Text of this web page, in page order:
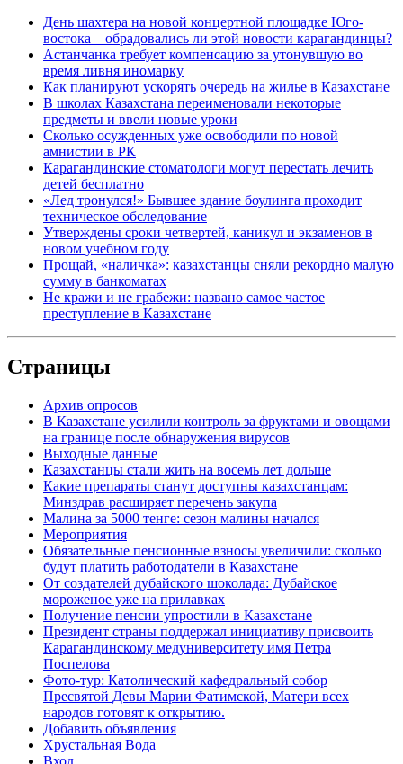
День шахтера на новой концертной площадке Юго-
востока – обрадовались ли этой новости карагандинцы?
Астанчанка требует компенсацию за утонувшую во
время ливня иномарку
Как планируют ускорять очередь на жилье в Казахстане
В школах Казахстана переименовали некоторые
предметы и ввели новые уроки
Сколько осужденных уже освободили по новой
амнистии в РК
Карагандинские стоматологи могут перестать лечить
детей бесплатно
«Лед тронулся!» Бывшее здание боулинга проходит
техническое обследование
Утверждены сроки четвертей, каникул и экзаменов в
новом учебном году
Прощай, «наличка»: казахстанцы сняли рекордно малую
сумму в банкоматах
Не кражи и не грабежи: названо самое частое
преступление в Казахстане
Страницы
Архив опросов
В Казахстане усилили контроль за фруктами и овощами
на границе после обнаружения вирусов
Выходные данные
Казахстанцы стали жить на восемь лет дольше
Какие препараты станут доступны казахстанцам:
Минздрав расширяет перечень закупа
Малина за 5000 тенге: сезон малины начался
Мероприятия
Обязательные пенсионные взносы увеличили: сколько
будут платить работодатели в Казахстане
От создателей дубайского шоколада: Дубайское
мороженое уже на прилавках
Получение пенсии упростили в Казахстане
Президент страны поддержал инициативу присвоить
Карагандинскому медуниверситету имя Петра
Поспелова
Фото-тур: Католический кафедральный собор
Пресвятой Девы Марии Фатимской, Матери всех
народов готовят к открытию.
Добавить объявления
Хрустальная Вода